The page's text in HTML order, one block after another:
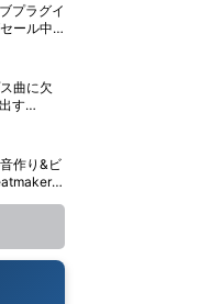
プラグイ
ール中
曲に欠
す
作り&ビ